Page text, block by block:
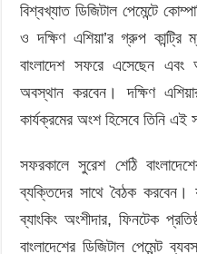
বিশ্বখ্যাত ডিজিটাল পেমেন্টে
ও দক্ষিণ এশিয়া’র গ্রুপ
বাংলাদেশ সফরে এসেছেন
অবস্থান করবেন। দক্ষিণ
কার্যক্রমের অংশ হিসেবে তিনি
সফরকালে সুরেশ শেঠি
ব্যক্তিদের সাথে বৈঠক করবেন।
ব্যাংকিং অংশীদার, ফিনটেক
বাংলাদেশের ডিজিটাল পেমেন্ট